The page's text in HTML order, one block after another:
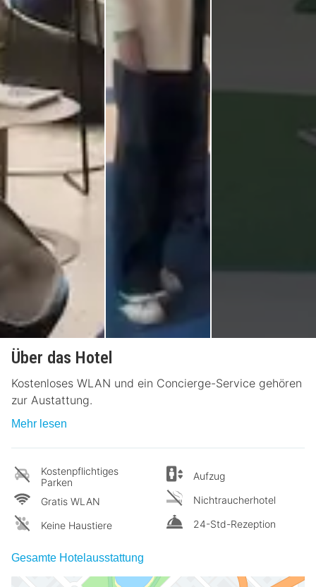
Über das Hotel
Kostenloses WLAN und ein Concierge-Service gehören
zur Austattung.
Mehr lesen
Kostenpflichtiges
Parken
Gratis WLAN
Keine Haustiere
Aufzug
Nichtraucherhotel
24-Std-Rezeption
Gesamte Hotelausstattung